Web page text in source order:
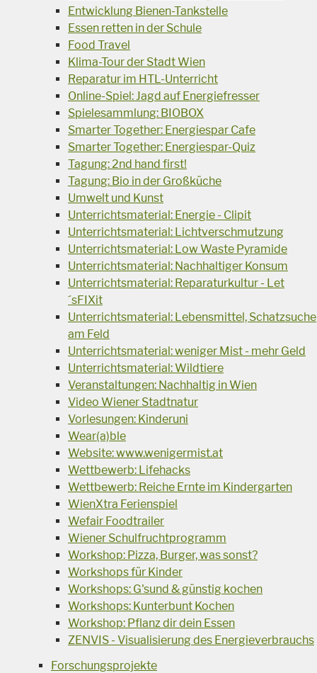
Entwicklung Bienen-Tankstelle
Essen retten in der Schule
Food Travel
Klima-Tour der Stadt Wien
Reparatur im HTL-Unterricht
Online-Spiel: Jagd auf Energiefresser
Spielesammlung: BIOBOX
Smarter Together: Energiespar Cafe
Smarter Together: Energiespar-Quiz
Tagung: 2nd hand first!
Tagung: Bio in der Großküche
Umwelt und Kunst
Unterrichtsmaterial: Energie - Clipit
Unterrichtsmaterial: Lichtverschmutzung
Unterrichtsmaterial: Low Waste Pyramide
Unterrichtsmaterial: Nachhaltiger Konsum
Unterrichtsmaterial: Reparaturkultur - Let
´sFIXit
Unterrichtsmaterial: Lebensmittel, Schatzsuche
am Feld
Unterrichtsmaterial: weniger Mist - mehr Geld
Unterrichtsmaterial: Wildtiere
Veranstaltungen: Nachhaltig in Wien
Video Wiener Stadtnatur
Vorlesungen: Kinderuni
Wear(a)ble
Website: www.wenigermist.at
Wettbewerb: Lifehacks
Wettbewerb: Reiche Ernte im Kindergarten
WienXtra Ferienspiel
Wefair Foodtrailer
Wiener Schulfruchtprogramm
Workshop: Pizza, Burger, was sonst?
Workshops für Kinder
Workshops: G'sund & günstig kochen
Workshops: Kunterbunt Kochen
Workshop: Pflanz dir dein Essen
ZENVIS - Visualisierung des Energieverbrauchs
Forschungsprojekte